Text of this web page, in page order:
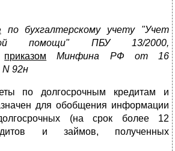
по бухгалтерскому учету "Учет
помощи" ПБУ 13/2000,
приказом Минфина РФ от 16
N 92н
по долгосрочным кредитам и
для обобщения информации
(на срок более 12
и займов, полученных